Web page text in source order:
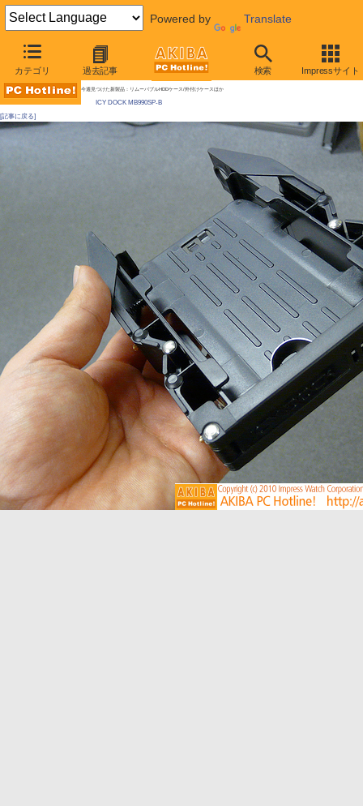
Powered by Translate
カテゴリ 過去記事 検索 Impressサイト
AKIBA PC Hotline! 2010年3月6日号
マウンタごとワンタッチ着脱できる2.5"マウンタ発売
今週見つけた新製品：リムーバブルHDDケース/外付けケースほか
ICY DOCK MB990SP-B
[記事に戻る]